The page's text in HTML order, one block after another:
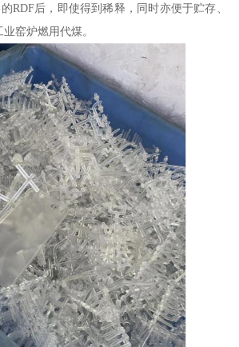
RDF后，即使得到稀释，同时亦便于贮存、
窑炉燃用代煤。